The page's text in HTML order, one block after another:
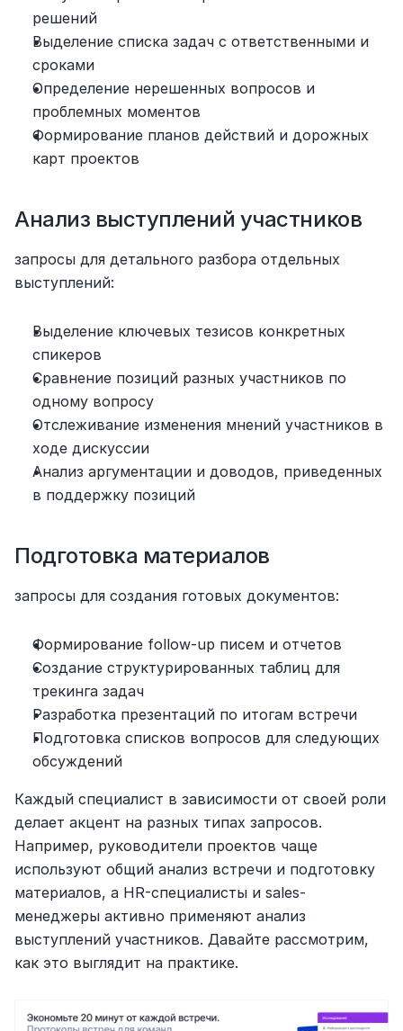
решений
Выделение списка задач с ответственными и
сроками
Определение нерешенных вопросов и
проблемных моментов
Формирование планов действий и дорожных
карт проектов
Анализ выступлений участников
запросы для детального разбора отдельных
выступлений:
Выделение ключевых тезисов конкретных
спикеров
Сравнение позиций разных участников по
одному вопросу
Отслеживание изменения мнений участников в
ходе дискуссии
Анализ аргументации и доводов, приведенных
в поддержку позиций
Подготовка материалов
запросы для создания готовых документов:
Формирование follow-up писем и отчетов
Создание структурированных таблиц для
трекинга задач
Разработка презентаций по итогам встречи
Подготовка списков вопросов для следующих
обсуждений
Каждый специалист в зависимости от своей роли
делает акцент на разных типах запросов.
Например, руководители проектов чаще
используют общий анализ встречи и подготовку
материалов, а HR-специалисты и sales-
менеджеры активно применяют анализ
выступлений участников. Давайте рассмотрим,
как это выглядит на практике.